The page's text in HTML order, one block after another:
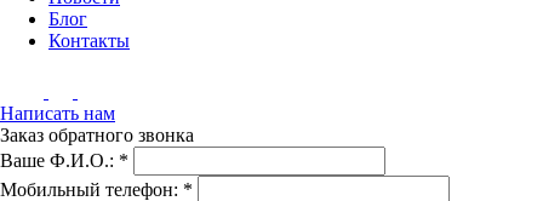
Блог
Контакты
Написать нам
Заказ обратного звонка
Ваше Ф.И.О.: *
Мобильный телефон: *